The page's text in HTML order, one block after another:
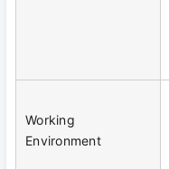
Working
Environment